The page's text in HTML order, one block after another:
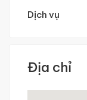
Dịch vụ
Địa chỉ